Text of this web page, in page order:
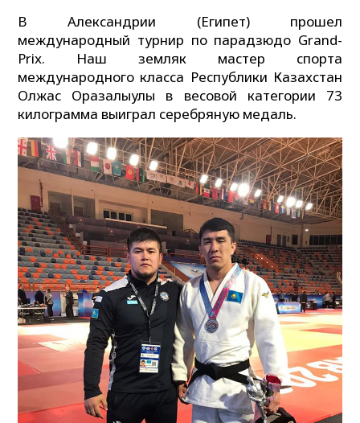
В Александрии (Египет) прошел
международный турнир по парадзюдо Grand-
Prix. Наш земляк мастер спорта
международного класса Республики Казахстан
Олжас Оразалыулы в весовой категории 73
килограмма выиграл серебряную медаль.